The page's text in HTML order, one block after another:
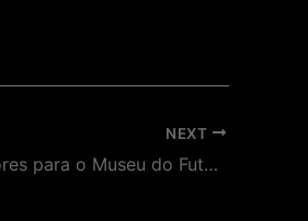
NEXT
Aquisição de Rádios Comunicadores para o Museu do Futebol